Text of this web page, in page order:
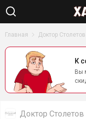
Главная Доктор Столетов
К
Вы
Доктор Столетов